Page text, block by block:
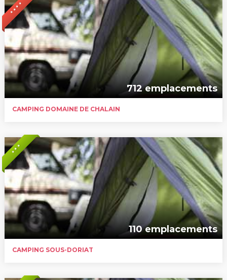
* * * *
712 emplacements
CAMPING DOMAINE DE CHALAIN
* * *
110 emplacements
CAMPING SOUS-DORIAT